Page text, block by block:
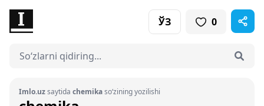
ЎЗ 0
Imlo.uzsaytida chemikaso‘zining yozilishi